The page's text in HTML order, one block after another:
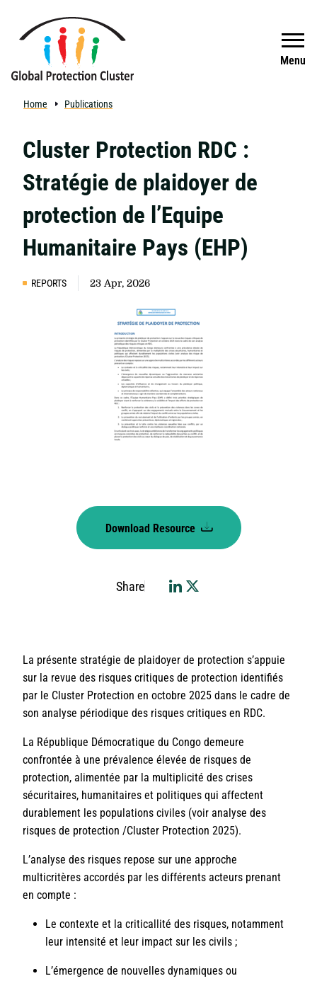
Menu
Search
Home Publications
Cluster Protection RDC :
Stratégie de plaidoyer de
protection de l’Equipe
Humanitaire Pays (EHP)
REPORTS 23 Apr, 2026
Download Resource
Share
La présente stratégie de plaidoyer de protection s’appuie
sur la revue des risques critiques de protection identifiés
par le Cluster Protection en octobre 2025 dans le cadre de
son analyse périodique des risques critiques en RDC.
La République Démocratique du Congo demeure
confrontée à une prévalence élevée de risques de
protection, alimentée par la multiplicité des crises
sécuritaires, humanitaires et politiques qui affectent
durablement les populations civiles (voir analyse des
risques de protection /Cluster Protection 2025).
L’analyse des risques repose sur une approche
multicritères accordés par les différents acteurs prenant
en compte :
Le contexte et la criticallité des risques, notamment
leur intensité et leur impact sur les civils ;
L’émergence de nouvelles dynamiques ou